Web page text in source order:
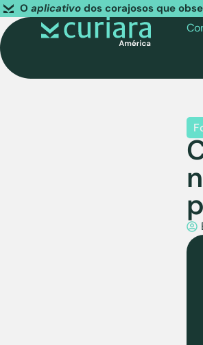
O aplicativodos corajosos que